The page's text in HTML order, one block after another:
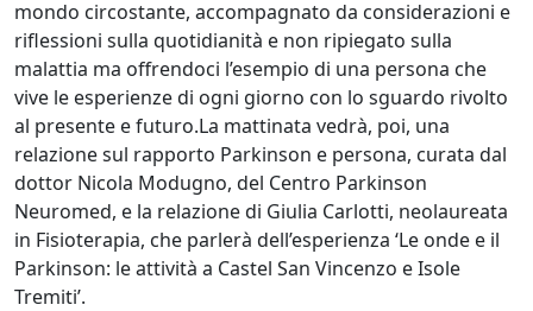
mondo circostante, accompagnato da considerazioni e
riflessioni sulla quotidianità e non ripiegato sulla
malattia ma offrendoci l’esempio di una persona che
vive le esperienze di ogni giorno con lo sguardo rivolto
al presente e futuro.La mattinata vedrà, poi, una
relazione sul rapporto Parkinson e persona, curata dal
dottor Nicola Modugno, del Centro Parkinson
Neuromed, e la relazione di Giulia Carlotti, neolaureata
in Fisioterapia, che parlerà dell’esperienza ‘Le onde e il
Parkinson: le attività a Castel San Vincenzo e Isole
Tremiti’.